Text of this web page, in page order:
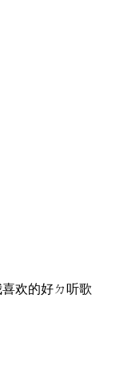
欢的好ㄉ听歌